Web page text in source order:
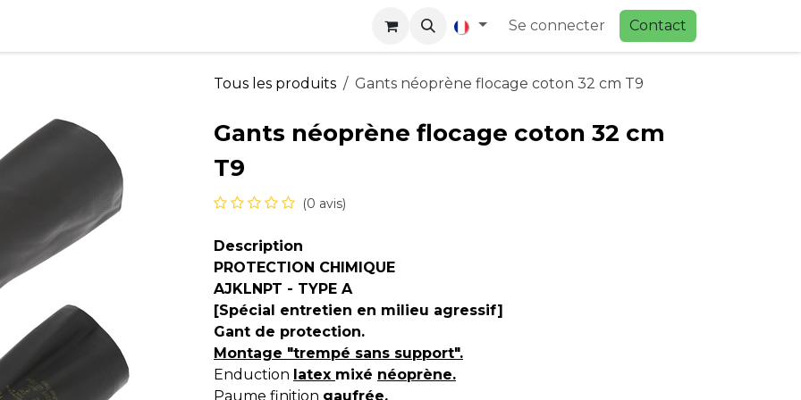
Carrières Se connecter Contact
Tous les produits Gants néoprène flocage coton 32 cm T9
Gants néoprène flocage coton 32 cm
T9
(0 avis)
Description
PROTECTION CHIMIQUE
AJKLNPT - TYPE A
[Spécial entretien en milieu agressif]
Gant de protection.
Montage "trempé sans support".
Enduction latex mixé néoprène.
Paume finition gaufrée.